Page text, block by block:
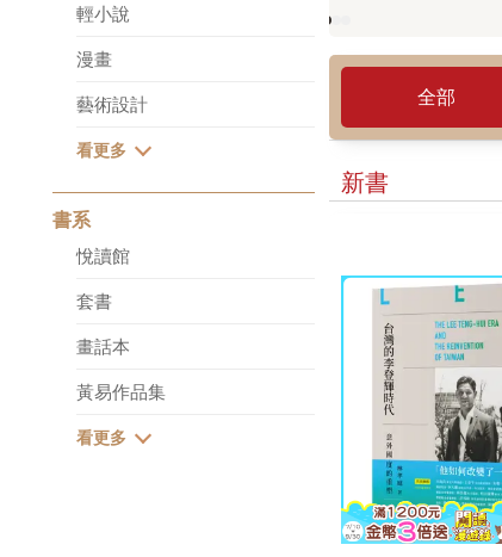
輕小說
漫畫
藝術設計
書系
悅讀館
套書
畫話本
黃易作品集
全部
新書